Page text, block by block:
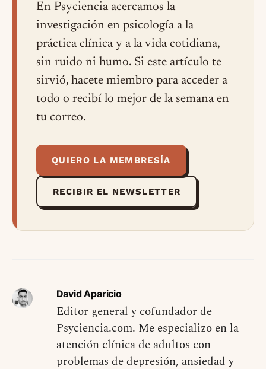
En Psyciencia acercamos la
investigación en psicología a la
práctica clínica y a la vida cotidiana,
sin ruido ni humo. Si este artículo te
sirvió, hacete miembro para acceder a
todo o recibí lo mejor de la semana en
tu correo.
QUIERO LA MEMBRESÍA
RECIBIR EL NEWSLETTER
David Aparicio
Editor general y cofundador de
Psyciencia.com. Me especializo en la
atención clínica de adultos con
problemas de depresión, ansiedad y